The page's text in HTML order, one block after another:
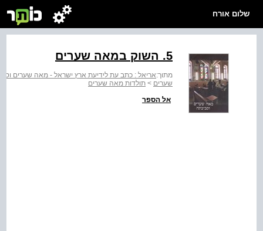
שלום אורח
‭.5‬ השוק במאה שערים
מתוך:אריאל : כתב עת לידיעת ארץ ישראל - מאה שערים
שערים > תולדות מאה שערים
אל הספר